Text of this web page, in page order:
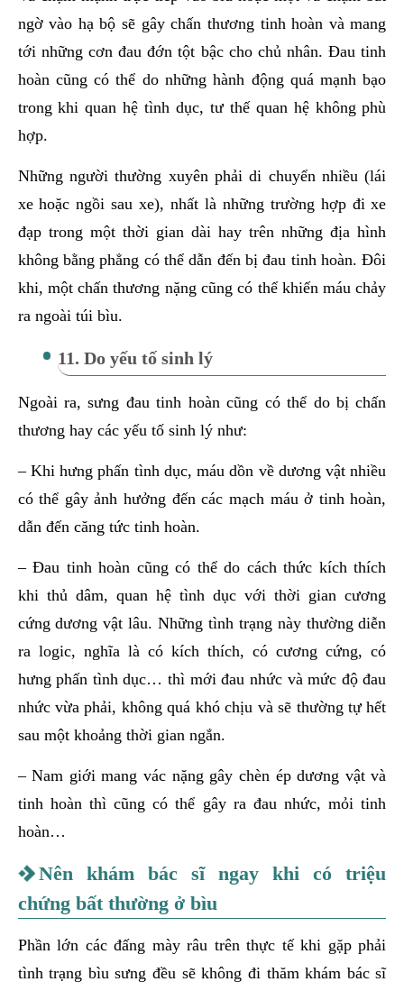
ngờ vào hạ bộ sẽ gây chấn thương tinh hoàn và mang
tới những cơn đau đớn tột bậc cho chủ nhân. Đau tinh
hoàn cũng có thể do những hành động quá mạnh bạo
trong khi quan hệ tình dục, tư thế quan hệ không phù
hợp.
Những người thường xuyên phải di chuyển nhiều (lái
xe hoặc ngồi sau xe), nhất là những trường hợp đi xe
đạp trong một thời gian dài hay trên những địa hình
không bằng phẳng có thể dẫn đến bị đau tinh hoàn. Đôi
khi, một chấn thương nặng cũng có thể khiến máu chảy
ra ngoài túi bìu.
11. Do yếu tố sinh lý
Ngoài ra, sưng đau tinh hoàn cũng có thể do bị chấn
thương hay các yếu tố sinh lý như:
– Khi hưng phấn tình dục, máu dồn về dương vật nhiều
có thể gây ảnh hưởng đến các mạch máu ở tinh hoàn,
dẫn đến căng tức tinh hoàn.
– Đau tinh hoàn cũng có thể do cách thức kích thích
khi thủ dâm, quan hệ tình dục với thời gian cương
cứng dương vật lâu. Những tình trạng này thường diễn
ra logic, nghĩa là có kích thích, có cương cứng, có
hưng phấn tình dục… thì mới đau nhức và mức độ đau
nhức vừa phải, không quá khó chịu và sẽ thường tự hết
sau một khoảng thời gian ngắn.
– Nam giới mang vác nặng gây chèn ép dương vật và
tinh hoàn thì cũng có thể gây ra đau nhức, mỏi tinh
hoàn…
Nên khám bác sĩ ngay khi có triệu
chứng bất thường ở bìu
Phần lớn các đấng mày râu trên thực tế khi gặp phải
tình trạng bìu sưng đều sẽ không đi thăm khám bác sĩ